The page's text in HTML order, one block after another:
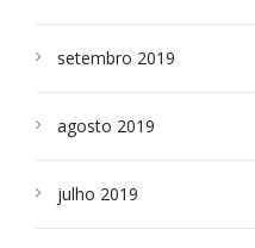
setembro 2019
agosto 2019
julho 2019